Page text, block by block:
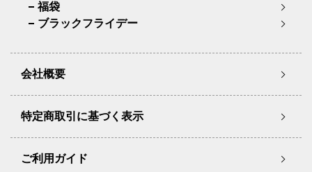
福袋
ブラックフライデー
会社概要
特定商取引に基づく表示
ご利用ガイド